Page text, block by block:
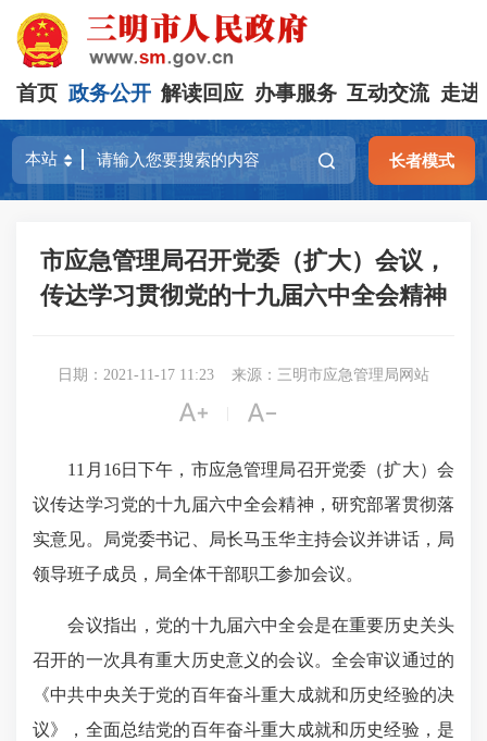
首页 政务公开 解读回应 办事服务 互动交流 走进
长者模式
市应急管理局召开党委（扩大）会议，
传达学习贯彻党的十九届六中全会精神
日期：2021-11-17 11:23 来源：三明市应急管理局网站
 
11月16日下午，市应急管理局召开党委（扩大）会
议传达学习党的十九届六中全会精神，研究部署贯彻落
实意见。局党委书记、局长马玉华主持会议并讲话，局
领导班子成员，局全体干部职工参加会议。
会议指出，党的十九届六中全会是在重要历史关头
召开的一次具有重大历史意义的会议。全会审议通过的
《中共中央关于党的百年奋斗重大成就和历史经验的决
议》，全面总结党的百年奋斗重大成就和历史经验，是